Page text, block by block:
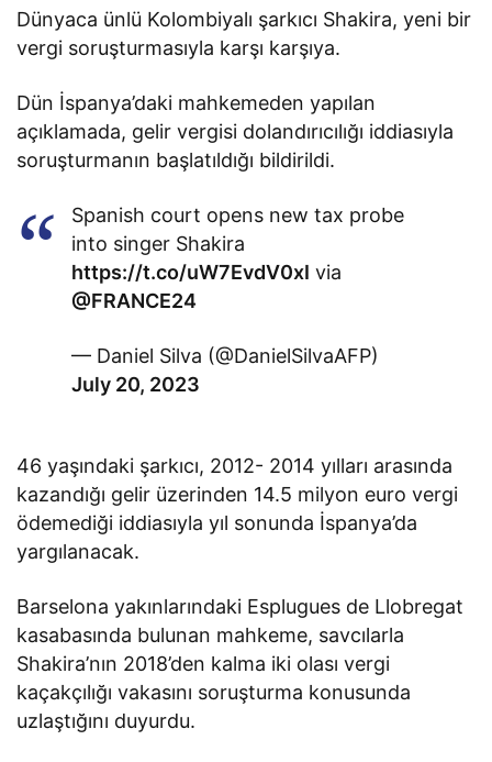
Dünyaca ünlü Kolombiyalı şarkıcı Shakira, yeni bir
vergi soruşturmasıyla karşı karşıya.
Dün İspanya’daki mahkemeden yapılan
açıklamada, gelir vergisi dolandırıcılığı iddiasıyla
soruşturmanın başlatıldığı bildirildi.
Spanish court opens new tax probe
into singer Shakira
https://t.co/uW7EvdV0xI via
@FRANCE24
— Daniel Silva (@DanielSilvaAFP)
July 20, 2023
46 yaşındaki şarkıcı, 2012- 2014 yılları arasında
kazandığı gelir üzerinden 14.5 milyon euro vergi
ödemediği iddiasıyla yıl sonunda İspanya’da
yargılanacak.
Barselona yakınlarındaki Esplugues de Llobregat
kasabasında bulunan mahkeme, savcılarla
Shakira’nın 2018’den kalma iki olası vergi
kaçakçılığı vakasını soruşturma konusunda
uzlaştığını duyurdu.